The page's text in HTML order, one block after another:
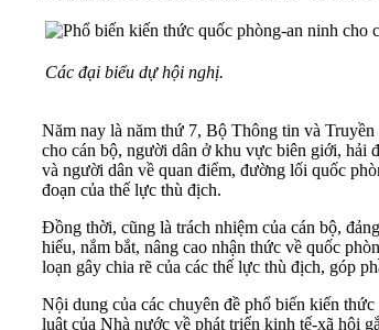
Các đại biểu dự hội nghị.
Năm nay là năm thứ 7, Bộ Thông tin và
cho cán bộ, người dân ở khu vực biên giới, hải
và người dân về quan điểm, đường lối quốc
đoạn của thế lực thù địch.
Đồng thời, cũng là trách nhiệm của cán bộ,
hiểu, nắm bắt, nâng cao nhận thức về quốc
loạn gây chia rẽ của các thế lực thù địch, góp
Nội dung của các chuyên đề phổ biến kiến
luật của Nhà nước về phát triển kinh tế-xã hội